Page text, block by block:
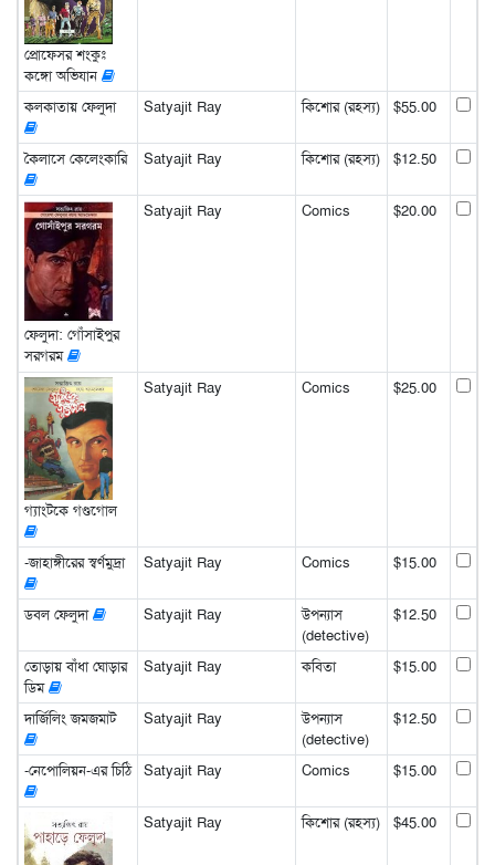
প্রোফেসর শংকুঃ
কঙ্গো অভিযান
কলকাতায় ফেলুদা
Satyajit Ray কিশোর (রহস্য) $55.00
কৈলাসে কেলেংকারি Satyajit Ray কিশোর (রহস্য) $12.50
ফেলুদা: গোঁসাইপুর
সরগরম
Satyajit Ray Comics $20.00
গ্যাংটকে গণ্ডগোল
Satyajit Ray Comics $25.00
-জাহাঙ্গীরের স্বর্ণমুদ্রা Satyajit Ray Comics $15.00
ডবল ফেলুদা Satyajit Ray
উপন্যাস
(detective)
$12.50
তোড়ায় বাঁধা ঘোড়ার
ডিম
Satyajit Ray কবিতা $15.00
দার্জিলিং জমজমাট Satyajit Ray
উপন্যাস
(detective)
$12.50
-নেপোলিয়ন-এর চিঠি Satyajit Ray Comics $15.00
Satyajit Ray কিশোর (রহস্য) $45.00